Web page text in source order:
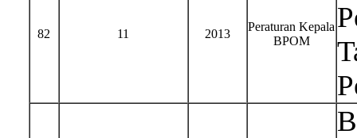
82 11 2013
Peraturan Kepala
BPOM